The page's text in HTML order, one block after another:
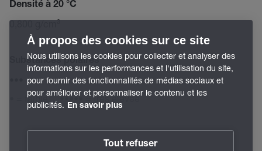
Densité à 20 °C
0,800 g/cm³
Substances polaires
• = faible ... ••••• = très élevée
À propos des cookies sur ce site
Nous utilisons les cookies pour collecter et analyser des
informations sur les performances et l'utilisation du site,
pour fournir des fonctionnalités de médias sociaux et
pour améliorer et personnaliser le contenu et les
publicités. En savoir plus
Tout refuser